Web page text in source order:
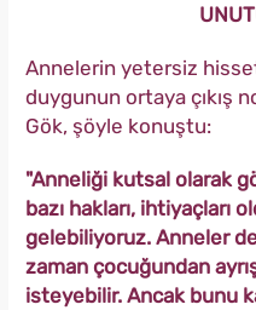
Annelerin yetersiz
duygunun ortaya çıkış
Gök, şöyle konuştu:
"Anneliği kutsal olarak
bazı hakları, ihtiyaçları
gelebiliyoruz. Anneler
zaman çocuğundan
isteyebilir. Ancak bunu